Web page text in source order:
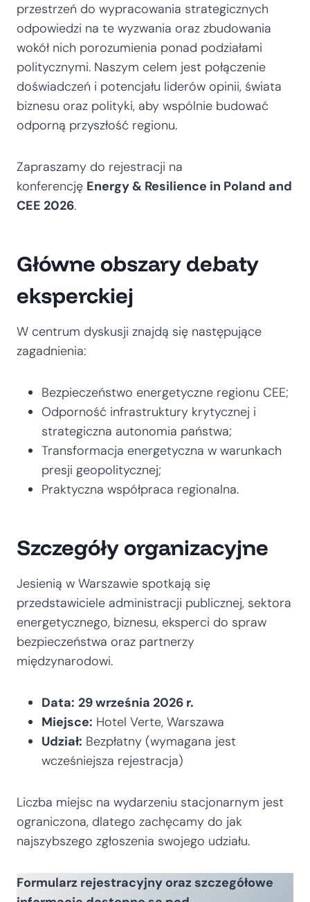
przestrzeń do wypracowania strategicznych
odpowiedzi na te wyzwania oraz zbudowania
wokół nich porozumienia ponad podziałami
politycznymi. Naszym celem jest połączenie
doświadczeń i potencjału liderów opinii, świata
biznesu oraz polityki, aby wspólnie budować
odporną przyszłość regionu.
Zapraszamy do rejestracji na
konferencję Energy & Resilience in Poland and
CEE 2026.
Główne obszary debaty
eksperckiej
W centrum dyskusji znajdą się następujące
zagadnienia:
Bezpieczeństwo energetyczne regionu CEE;
Odporność infrastruktury krytycznej i
strategiczna autonomia państwa;
Transformacja energetyczna w warunkach
presji geopolitycznej;
Praktyczna współpraca regionalna.
Szczegóły organizacyjne
Jesienią w Warszawie spotkają się
przedstawiciele administracji publicznej, sektora
energetycznego, biznesu, eksperci do spraw
bezpieczeństwa oraz partnerzy
międzynarodowi.
Data: 29 września 2026 r.
Miejsce: Hotel Verte, Warszawa
Udział: Bezpłatny (wymagana jest
wcześniejsza rejestracja)
Liczba miejsc na wydarzeniu stacjonarnym jest
ograniczona, dlatego zachęcamy do jak
najszybszego zgłoszenia swojego udziału.
Formularz rejestracyjny oraz szczegółowe